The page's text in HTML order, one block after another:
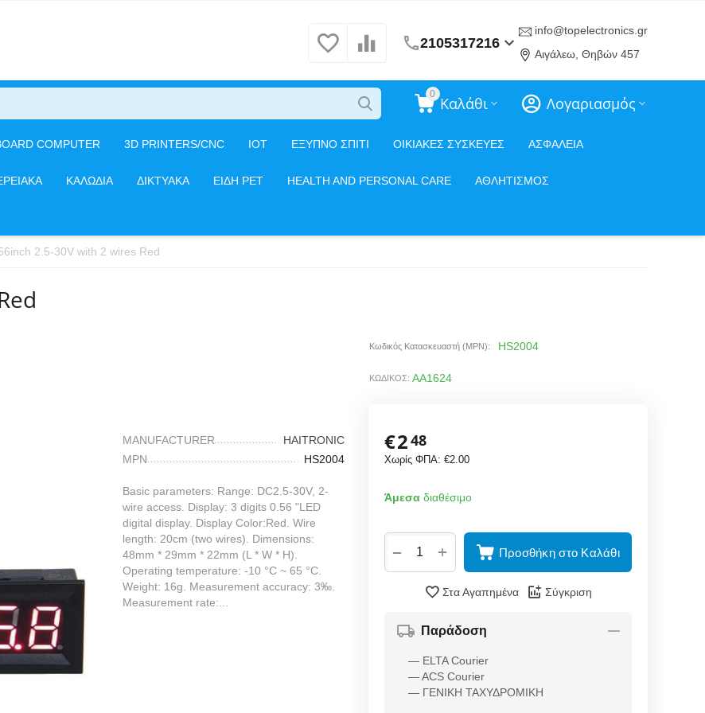
2105317216
info@topelectronics.gr
Αιγάλεω, Θηβών 457
Λογαριασμός
0 Καλάθι
COMPUTER 3D PRINTERS/CNC IOT ΕΞΥΠΝΟ ΣΠΙΤΙ ΟΙΚΙΑΚΕΣ ΣΥΣΚΕΥΕΣ ΑΣΦΑΛΕΙΑ
ΚΑΛΩΔΙΑ ΔΙΚΤΥΑΚΑ ΕΙΔΗ PET HEALTH AND PERSONAL CARE ΑΘΛΗΤΙΣΜΟΣ
2.5-30V with 2 wires Red
Κωδικός Κατασκευαστή (MPN): HS2004
ΚΩΔΙΚΟΣ: AA1624
MANUFACTURER
HAITRONIC
MPN
HS2004
Basic parameters: Range: DC2.5-30V, 2-
wire access. Display: 3 digits 0.56 "LED
digital display. Display Color:Red. Wire
length: 20cm (two wires). Dimensions:
48mm * 29mm * 22mm (L * W * H).
Operating temperature: -10 °C ~ 65 °C.
Weight: 16g. Measurement accuracy: 3‰.
Measurement rate:...
€248
Χωρίς ΦΠΑ: €2.00
Άμεσαδιαθέσιμο
+
− Προσθήκη στο Καλάθι
Στα Αγαπημένα Σύγκριση
Παράδοση
— ELTA Courier
— ACS Courier
— ΓΕΝΙΚΗ ΤΑΧΥΔΡΟΜΙΚΗ